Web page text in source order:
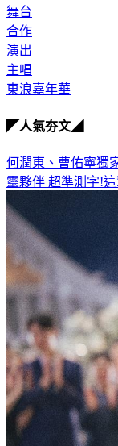
舞台
合作
演出
主唱
東浪嘉年華
◤人氣夯文◢
何潤東、曹佑寧獨
靈夥伴 超準測字!